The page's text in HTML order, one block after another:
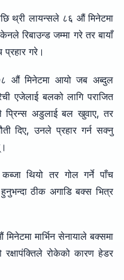
थ्री लायन्सले ८६ औं मिनेटमा
रिबाउन्ड जम्मा गरे तर बायाँ
गरे।
७८ औं मिनेटमा आयो जब अब्दुल
एजेलाई बलको लागि पराजित
अडुलाई बल खुवाए, तर
दिए, उनले प्रहार गर्न सक्नु
थियो तर गोल गर्ने पाँच
ठीक अगाडि बक्स भित्र
मार्भिन सेनायाले बक्समा
रक्षापंक्तिले रोकेको कारण हेडर